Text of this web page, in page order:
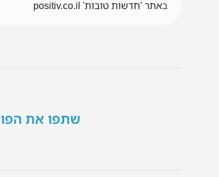
באתר 'חדשות טובות' positiv.co.il
שתפו את